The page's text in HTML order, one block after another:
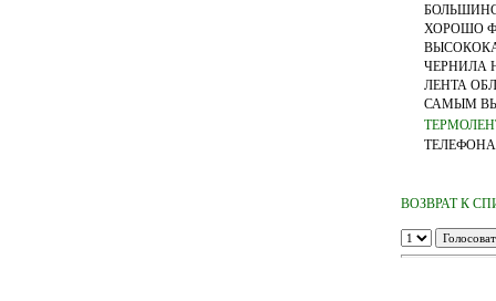
ХОРОШО
ЧЕРНИЛА
ЛЕНТА
САМЫМ
ТЕЛЕФОНАМ
ВОЗВРАТ К